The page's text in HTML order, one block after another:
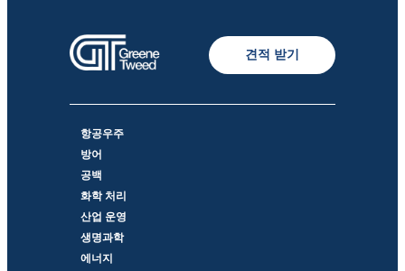
견적 받기
항공우주
방어
공백
화학 처리
산업 운영
생명과학
에너지